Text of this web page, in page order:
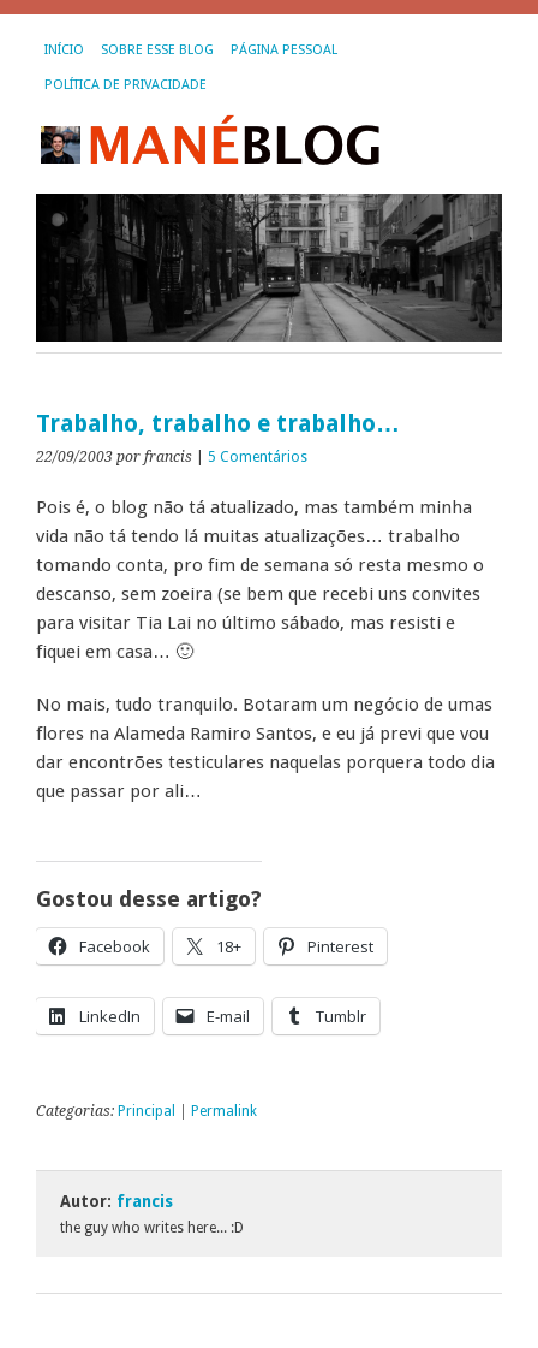
INÍCIO SOBRE ESSE BLOG PÁGINA PESSOAL
POLÍTICA DE PRIVACIDADE
Trabalho, trabalho e trabalho…
22/09/2003 por francis 5 Comentários
Pois é, o blog não tá atualizado, mas também minha
vida não tá tendo lá muitas atualizações… trabalho
tomando conta, pro fim de semana só resta mesmo o
descanso, sem zoeira (se bem que recebi uns convites
para visitar Tia Lai no último sábado, mas resisti e
fiquei em casa… 🙂
No mais, tudo tranquilo. Botaram um negócio de umas
flores na Alameda Ramiro Santos, e eu já previ que vou
dar encontrões testiculares naquelas porquera todo dia
que passar por ali…
Gostou desse artigo?
Facebook 18+ Pinterest
LinkedIn E-mail Tumblr
Categorias: Principal Permalink
Autor: francis
the guy who writes here... :D